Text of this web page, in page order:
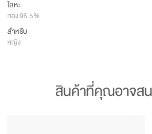
โลหะ
ทอง 96.5%
สำหรับ
หญิง
สินค้าที่คุณอาจส